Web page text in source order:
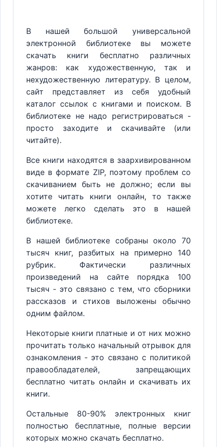
В нашей большой универсальной
электронной библиотеке вы можете
скачать книги бесплатно различных
жанров: как художественную, так и
нехудожественную литературу. В целом,
сайт представляет из себя удобный
каталог ссылок с книгами и поиском. В
библиотеке не надо регистрироваться -
просто заходите и скачивайте (или
читайте).
Все книги находятся в заархивированном
виде в формате ZIP, поэтому проблем со
скачиванием быть не должно; если вы
хотите читать книги онлайн, то также
можете легко сделать это в нашей
библиотеке.
В нашей библиотеке собраны около 70
тысяч книг, разбитых на примерно 140
рубрик. Фактически различных
произведений на сайте порядка 100
тысяч - это связано с тем, что сборники
рассказов и стихов выложены обычно
одним файлом.
Некоторые книги платные и от них можно
прочитать только начальный отрывок для
ознакомления - это связано с политикой
правообладателей, запрещающих
бесплатно читать онлайн и скачивать их
книги.
Остальные 80-90% электронных книг
полностью бесплатные, полные версии
которых можно скачать бесплатно.